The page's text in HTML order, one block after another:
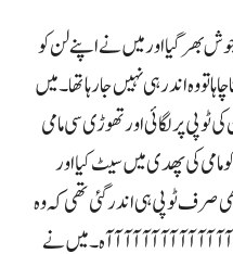
بھر گیا اور میں نے اپنے لن کو
تو وہ اندر ہی نہیں جا رہا تھا۔ میں
ٹوپی پر لگائی اور تھوڑی سی مامی
مامی کی پھدی میں سیٹ کیا اور
صرف ٹوپی ہی اندر گئی تھی کہ وہ
میں نے